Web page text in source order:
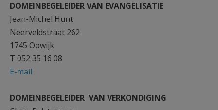
DOMEINBEGELEIDER VAN EVANGELISATIE
Jean-Michel Hunt
Neerveldstraat 262
1745 Opwijk
T 052 35 16 08
E-mail
DOMEINBEGELEIDER VAN VERKONDIGING